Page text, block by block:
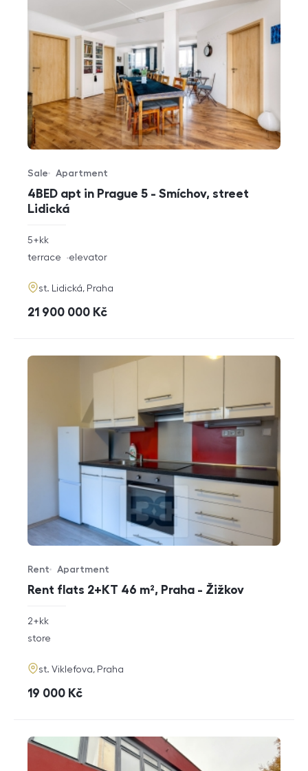
4BED apt in Prague 5 - Smíchov, street
Lidická
Offer type
Sale
Property type
Apartment
rozměry
5+kk
funkce
terrace elevator
adresa
st. Lidická, Praha
cena
21 900 000 Kč
Rent flats 2+KT 46 m², Praha - Žižkov
Offer type
Rent
Property type
Apartment
rozměry
2+kk
funkce
store
adresa
st. Viklefova, Praha
cena
19 000 Kč